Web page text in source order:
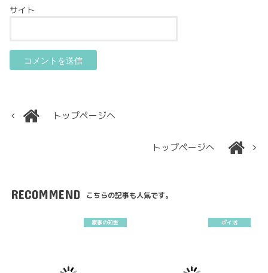
サイト
トップページへ
トップページへ
RECOMMEND こちらの記事も人気です。
家事の知恵 ポイ活